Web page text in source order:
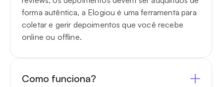
forma autêntica, a Elogiou é uma ferramenta para
coletar e gerir depoimentos que você recebe
online ou offline.
Como funciona?